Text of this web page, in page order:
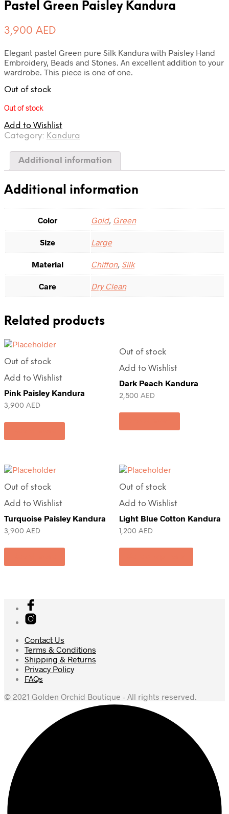
Pastel Green Paisley Kandura
3,900 AED
Elegant pastel Green pure Silk Kandura with Paisley Hand
Embroidery, Beads and Stones. An excellent addition to your
wardrobe. This piece is one of one.
Out of stock
Out of stock
Add to Wishlist
Category: Kandura
Additional information
Additional information
Color Gold, Green
Size Large
Material Chiffon, Silk
Care Dry Clean
Related products
Out of stock
Add to Wishlist
Pink Paisley Kandura
3,900 AED
Out of stock
Add to Wishlist
Dark Peach Kandura
2,500 AED
Out of stock
Add to Wishlist
Turquoise Paisley Kandura
3,900 AED
Out of stock
Add to Wishlist
Light Blue Cotton Kandura
1,200 AED
Contact Us
Terms & Conditions
Shipping & Returns
Privacy Policy
FAQs
© 2021 Golden Orchid Boutique - All rights reserved.